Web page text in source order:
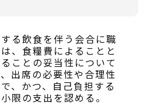
る飲食を伴う会合に職
、食糧費によることと
ことの妥当性について
出席の必要性や合理性
、かつ、自己負担する
限の支出を認める。